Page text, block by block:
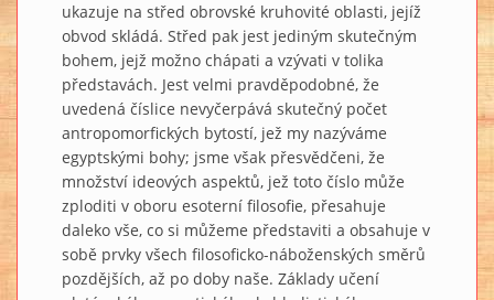
ukazuje na střed obrovské kruhovité oblasti, jejíž
obvod skládá. Střed pak jest jediným skutečným
bohem, jejž možno chápati a vzývati v tolika
představách. Jest velmi pravděpodobné, že
uvedená číslice nevyčerpává skutečný počet
antropomorfických bytostí, jež my nazýváme
egyptskými bohy; jsme však přesvědčeni, že
množství ideových aspektů, jež toto číslo může
zploditi v oboru esoterní filosofie, přesahuje
daleko vše, co si můžeme představiti a obsahuje v
sobě prvky všech filosoficko-náboženských směrů
pozdějších, až po doby naše. Základy učení